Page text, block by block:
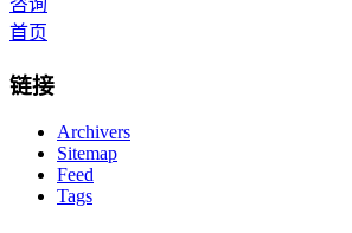
咨询
首页
链接
Archivers
Sitemap
Feed
Tags